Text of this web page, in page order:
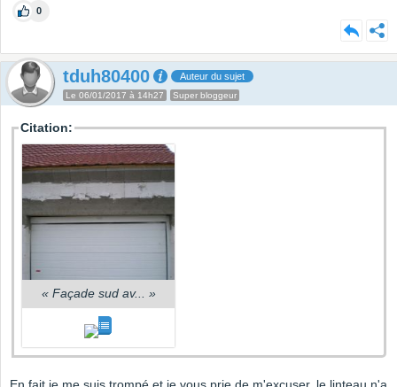
0
tduh80400 Auteur du sujet
Le 06/01/2017 à 14h27 Super bloggeur
Citation:
« Façade sud av... »